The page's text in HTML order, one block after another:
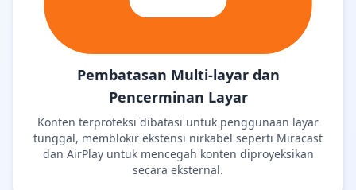
Pembatasan Multi-layar dan
Pencerminan Layar
Konten terproteksi dibatasi untuk penggunaan layar
tunggal, memblokir ekstensi nirkabel seperti Miracast
dan AirPlay untuk mencegah konten diproyeksikan
secara eksternal.